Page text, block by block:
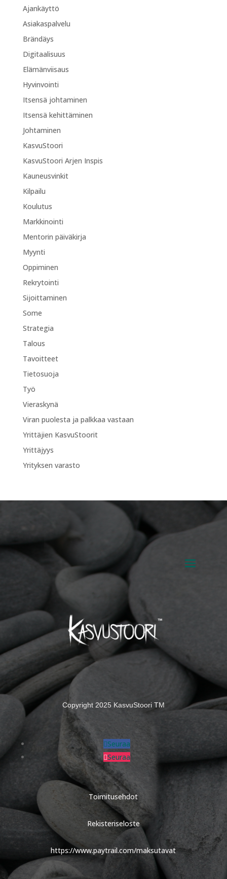
Ajankäyttö
Asiakaspalvelu
Brändäys
Digitaalisuus
Elämänviisaus
Hyvinvointi
Itsensä johtaminen
Itsensä kehittäminen
Johtaminen
KasvuStoori
KasvuStoori Arjen Inspis
Kauneusvinkit
Kilpailu
Koulutus
Markkinointi
Mentorin päiväkirja
Myynti
Oppiminen
Rekrytointi
Sijoittaminen
Some
Strategia
Talous
Tavoitteet
Tietosuoja
Työ
Vieraskynä
Viran puolesta ja palkkaa vastaan
Yrittäjien KasvuStoorit
Yrittäjyys
Yrityksen varasto
Copyright 2025 KasvuStoori TM
Seuraa
Seuraa
Toimitusehdot
Rekisteriseloste
https://www.paytrail.com/maksutavat